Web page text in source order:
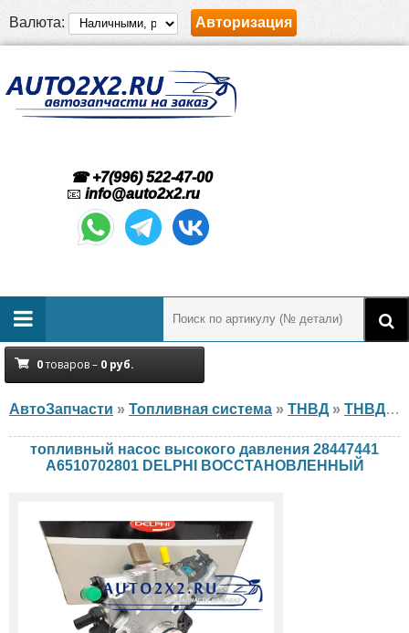
Валюта: Авторизация
☎ +7(996) 522-47-00
📧 info@auto2x2.ru
0товаров – 0 руб.
АвтоЗапчасти » Топливная система » ТНВД » ТНВД DELPHI
топливный насос высокого давления 28447441
A6510702801 DELPHI ВОССТАНОВЛЕННЫЙ